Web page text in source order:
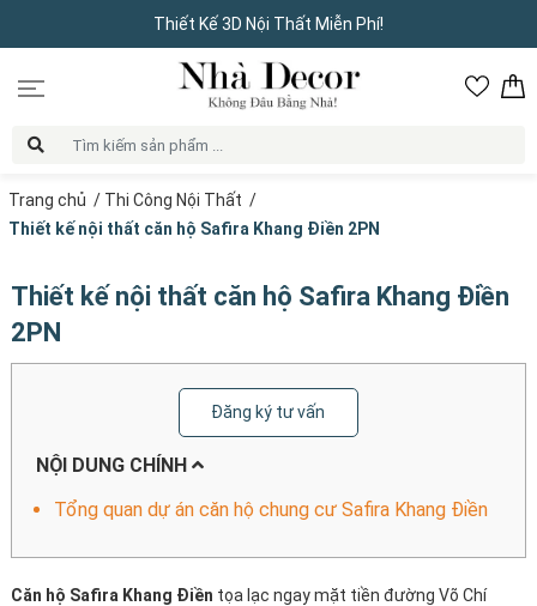
Thiết Kế 3D Nội Thất Miễn Phí!
Trang chủ / Thi Công Nội Thất /
Thiết kế nội thất căn hộ Safira Khang Điền 2PN
Thiết kế nội thất căn hộ Safira Khang Điền
2PN
Đăng ký tư vấn
NỘI DUNG CHÍNH
Tổng quan dự án căn hộ chung cư Safira Khang Điền
Căn hộ Safira Khang Điền tọa lạc ngay mặt tiền đường Võ Chí